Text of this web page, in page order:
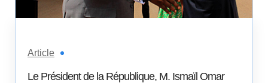
Article
Le Président de la République, M. Ismaïl Omar